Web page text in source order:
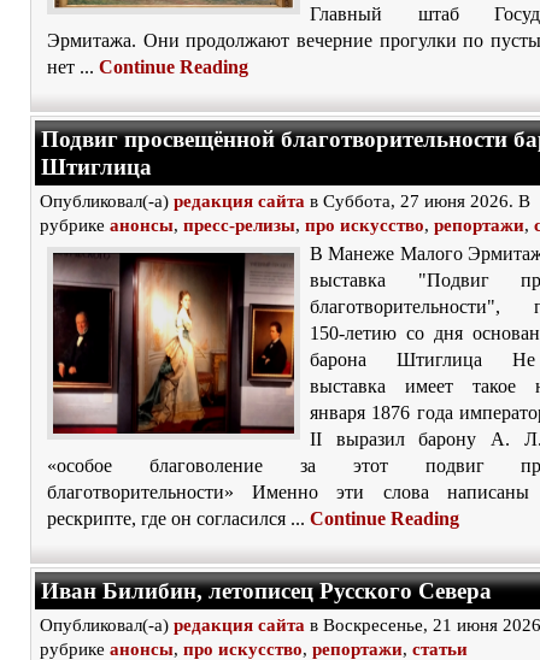
Главный штаб
Эрмитажа. Они продолжают вечерние прогулки по
нет ... Continue Reading
Подвиг просвещённой благотворительности
Штиглица
Опубликовал(-а) редакция сайта в Суббота, 27 июня 2026. В
рубрике анонсы, пресс-релизы, про искусство, репортажи,
В Манеже Малого
выставка "Подвиг
благотворительности",
150-летию со дня
барона Штиглица Не
выставка имеет такое
января 1876 года
II выразил барону А.
«особое благоволение за этот подвиг
благотворительности» Именно эти слова
рескрипте, где он согласился ... Continue Reading
Иван Билибин, летописец Русского Севера
Опубликовал(-а) редакция сайта в Воскресенье, 21 июня
рубрике анонсы, про искусство, репортажи, статьи